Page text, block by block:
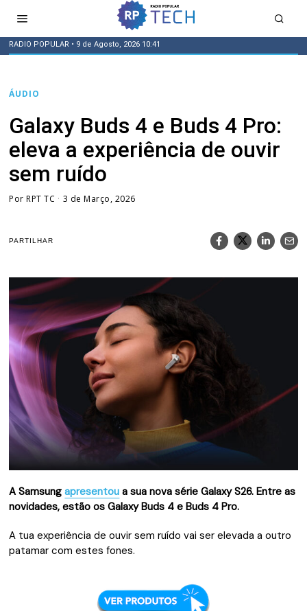
RADIO POPULAR • 9 de Agosto, 2026 10:41
ÁUDIO
Galaxy Buds 4 e Buds 4 Pro:
eleva a experiência de ouvir
sem ruído
PorRPT TC 3 de Março, 2026
PARTILHAR
A Samsungapresentou a sua nova série Galaxy S26. Entre as
novidades, estão os Galaxy Buds 4 e Buds 4 Pro.
A tua experiência de ouvir sem ruído vai ser elevada a outro
patamar com estes fones.